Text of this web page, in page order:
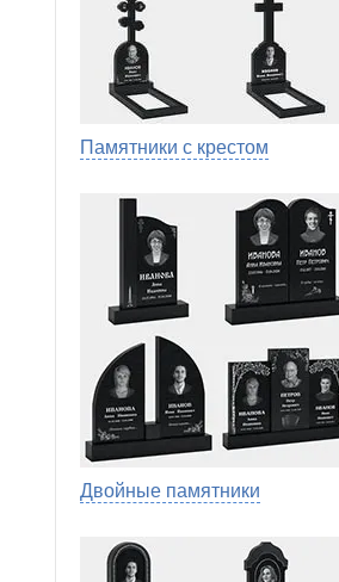
Памятники с крестом
Двойные памятники